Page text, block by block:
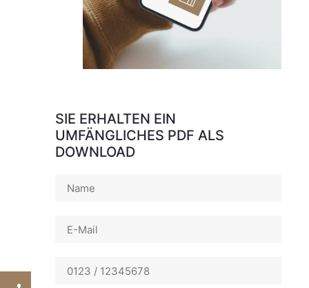
SIE ERHALTEN EIN
UMFÄNGLICHES PDF ALS
DOWNLOAD